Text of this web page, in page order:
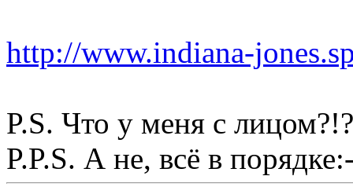
http://www.indiana-
P.S. Что у меня с
P.P.S. А не, всё в